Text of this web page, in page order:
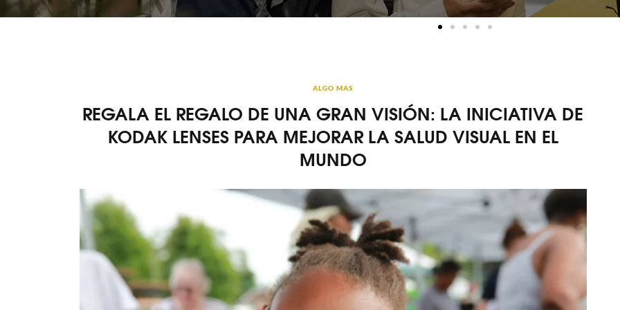
ALGO MAS
REGALA EL REGALO DE UNA GRAN VISIÓN: LA INICIATIVA DE
KODAK LENSES PARA MEJORAR LA SALUD VISUAL EN EL
MUNDO